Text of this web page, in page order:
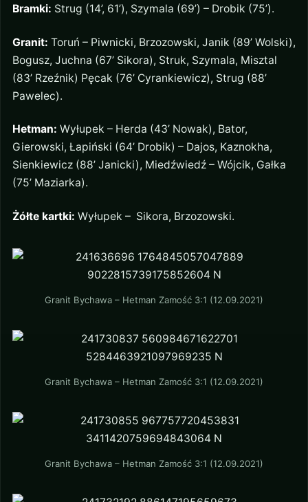
Bramki: Strug (14’, 61’), Szymala (69’) – Drobik (75’).
Granit: Toruń – Piwnicki, Brzozowski, Janik (89’ Wolski),
Bogusz, Juchna (67’ Sikora), Struk, Szymala, Misztal
(83’ Rzeźnik) Pęcak (76’ Cyrankiewicz), Strug (88’
Pawelec).
Hetman: Wyłupek – Herda (43’ Nowak), Bator,
Gierowski, Łapiński (64’ Drobik) – Dajos, Kaznokha,
Sienkiewicz (88’ Janicki), Miedźwiedź – Wójcik, Gałka
(75’ Maziarka).
Żółte kartki: Wyłupek – Sikora, Brzozowski.
Granit Bychawa – Hetman Zamość 3:1 (12.09.2021)
Granit Bychawa – Hetman Zamość 3:1 (12.09.2021)
Granit Bychawa – Hetman Zamość 3:1 (12.09.2021)